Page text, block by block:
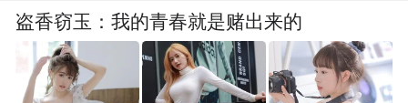
盗香窃玉：我的青春就是赌出来的